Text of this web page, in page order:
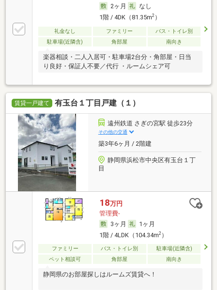
2ヶ月
なし
1階 / 4DK（81.35m2）
礼金なし ファミリー
バス・トイレ別
駐車場(近隣含)
角部屋 南向き
楽器相談・二人入居可・駐車場2台分・角部屋・日当
り良好・保証人不要／代行 ・ルームシェア可
賃貸一戸建て 有玉台１丁目戸建（１）
遠州鉄道 さぎの宮駅 徒歩23分
その他の交通
築3年6ヶ月 / 2階建
静岡県浜松市中央区有玉台１丁
目
18万円
管理費-
3ヶ月
1ヶ月
1階 / 4LDK（104.34m2）
ファミリー バス・トイレ別
駐車場(近隣含)
ペット相談可
角部屋 南向き
静岡県のお部屋探しはルームズ賃貸へ！